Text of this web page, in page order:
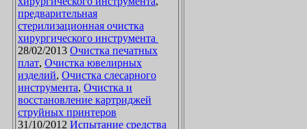
предварительная
стерилизационная очистка
хирургического инструмента
28/02/2013 Очистка печатных
плат, Очистка ювелирных
изделий, Очистка слесарного
инструмента, Очистка и
восстановление картриджей
струйных принтеров
31/10/2012 Испытание средства